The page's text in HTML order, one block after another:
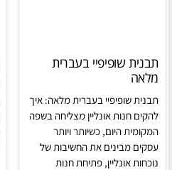
תבנית שופיפיי בעברית
מלאה
תבנית שופיפיי בעברית מלאה: איך
להקים חנות אונליין מצליחה בשפה
המקומית היום, כשיותר ויותר
עסקים מבינים את החשיבות של
נוכחות אונליין, פתיחת חנות